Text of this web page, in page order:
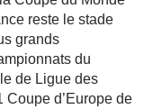
reste le stade
grands
du
de Ligue des
d’Europe de